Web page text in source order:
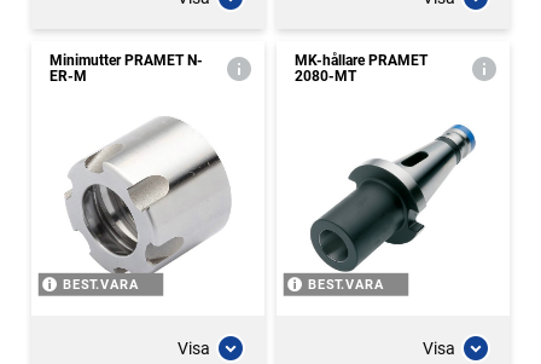
Minimutter PRAMET N-
ER-M
BEST.VARA
Visa
MK-hållare PRAMET
2080-MT
BEST.VARA
Visa